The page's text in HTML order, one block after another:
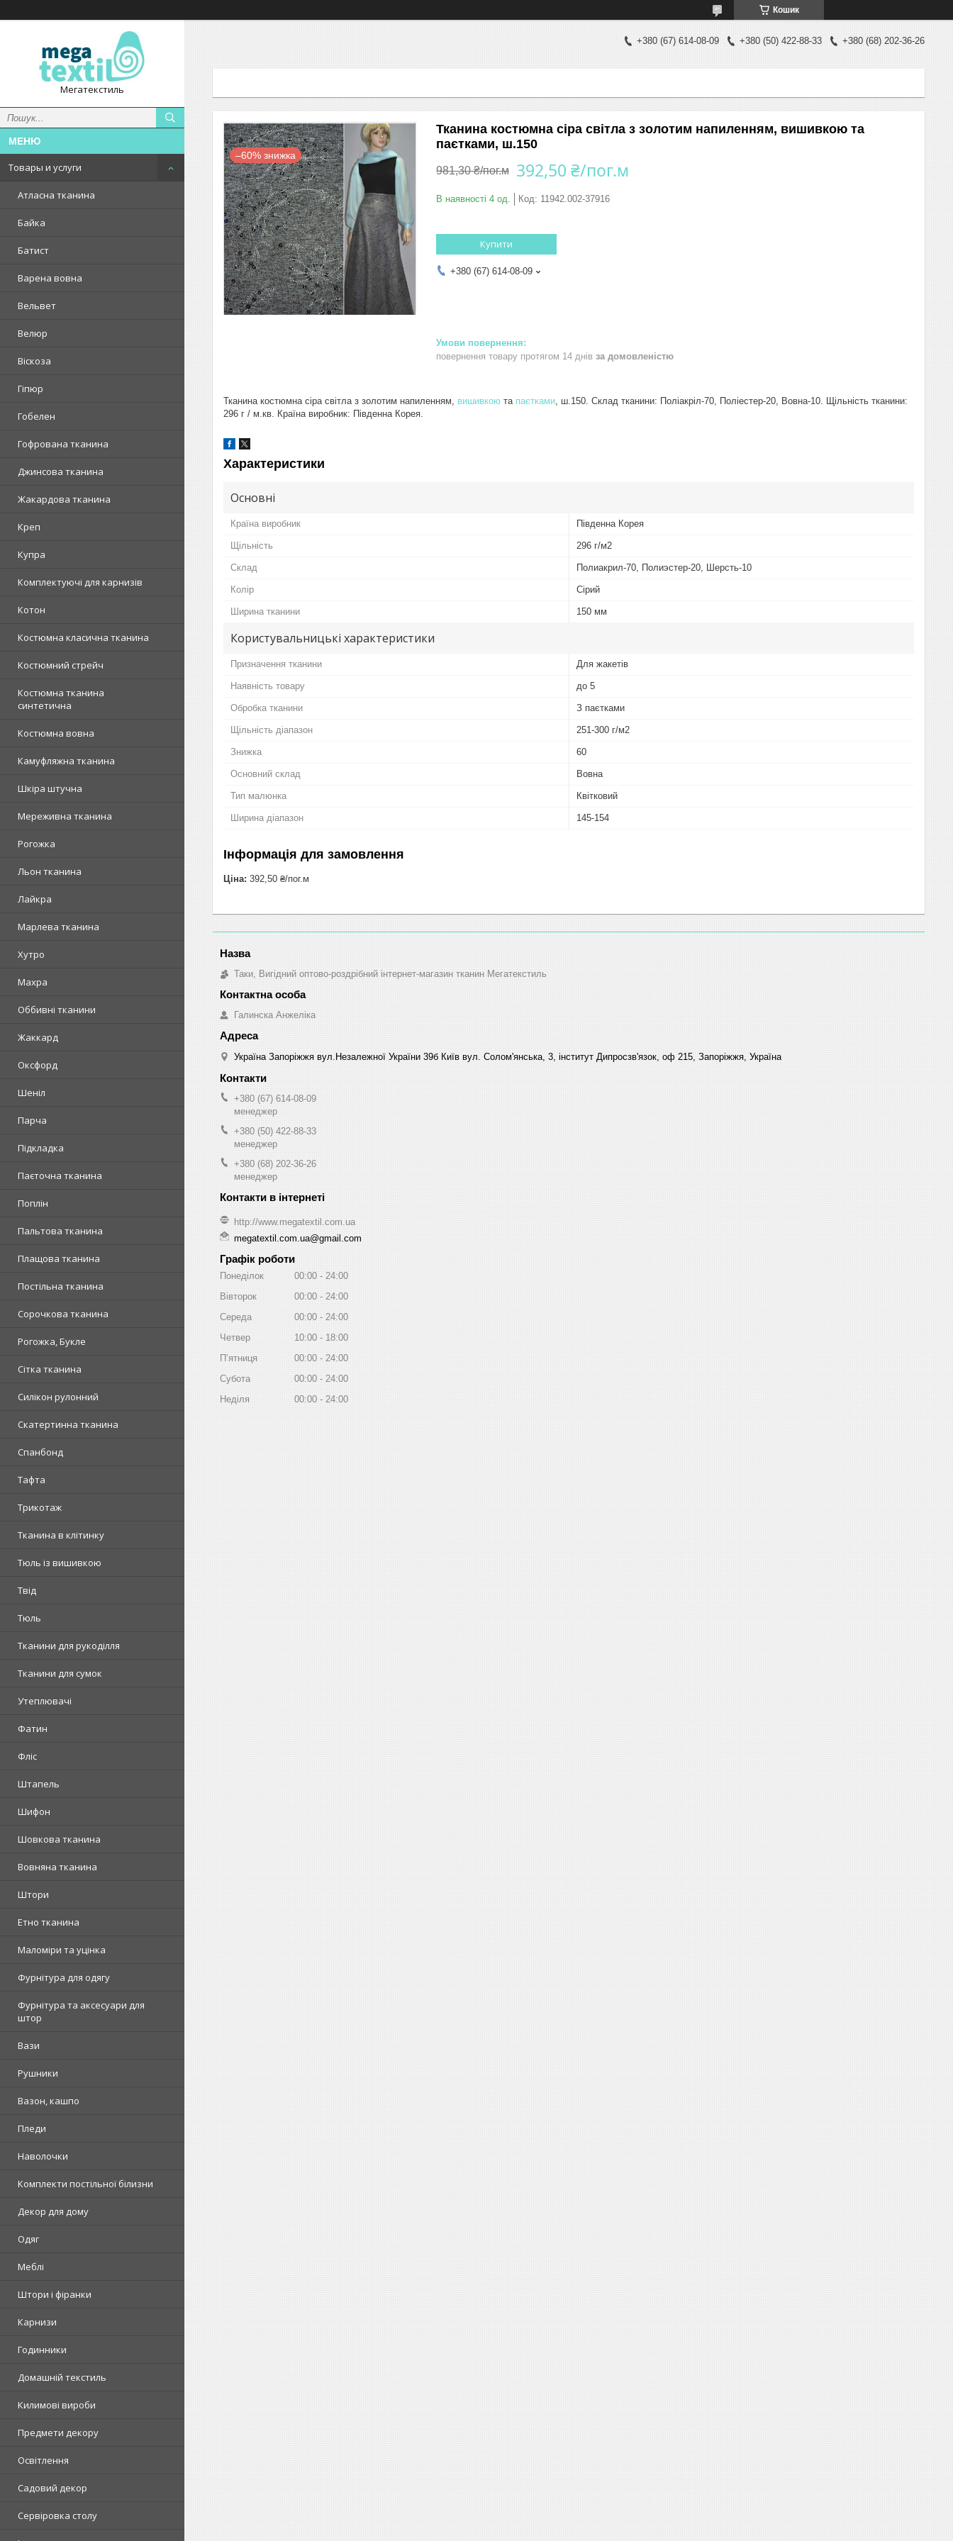
Кошик
Мегатекстиль
Товары и услуги
Атласна тканина
Байка
Батист
Варена вовна
Вельвет
Велюр
Віскоза
Гіпюр
Гобелен
Гофрована тканина
Джинсова тканина
Жакардова тканина
Креп
Купра
Комплектуючі для карнизів
Котон
Костюмна класична тканина
Костюмний стрейч
Костюмна тканина
синтетична
Костюмна вовна
Камуфляжна тканина
Шкіра штучна
Мереживна тканина
Рогожка
Льон тканина
Лайкра
Марлева тканина
Хутро
Махра
Оббивні тканини
Жаккард
Оксфорд
Шеніл
Парча
Підкладка
Паєточна тканина
Поплін
Пальтова тканина
Плащова тканина
Постільна тканина
Сорочкова тканина
Рогожка, Букле
Сітка тканина
Силікон рулонний
Скатертинна тканина
Спанбонд
Тафта
Трикотаж
Тканина в клітинку
Тюль із вишивкою
Твід
Тюль
Тканини для рукоділля
Тканини для сумок
Утеплювачі
Фатин
Фліс
Штапель
Шифон
Шовкова тканина
Вовняна тканина
Штори
Етно тканина
Маломіри та уцінка
Фурнітура для одягу
Фурнітура та аксесуари для
штор
Вази
Рушники
Вазон, кашпо
Пледи
Наволочки
Комплекти постільної білизни
Декор для дому
Одяг
Меблі
Штори і фіранки
Карнизи
Годинники
Домашній текстиль
Килимові вироби
Предмети декору
Освітлення
Садовий декор
Сервіровка столу
+380 (67) 614-08-09 +380 (50) 422-88-33 +380 (68) 202-36-26
–60%
Тканина костюмна сіра світла з золотим напиленням, вишивкою та
паєтками, ш.150
981,30 ₴/пог.м 392,50 ₴/пог.м
В наявності 4 од. Код: 11942.002-37916
Купити
+380 (67) 614-08-09
повернення товару протягом 14 днів за домовленістю
Тканина костюмна сіра світла з золотим напиленням, вишивкою та паєтками , ш.150. Склад тканини: Поліакріл-70, Поліестер-20, Вовна-10. Щільність тканини:
296 г / м.кв. Країна виробник: Південна Корея.
Характеристики
Основні
Країна виробник Південна Корея
Щільність 296 г/м2
Склад Полиакрил-70, Полиэстер-20, Шерсть-10
Колір Сірий
Ширина тканини 150 мм
Користувальницькі характеристики
Призначення тканини Для жакетів
Наявність товару до 5
Обробка тканини З паєтками
Щільність діапазон 251-300 г/м2
Знижка 60
Основний склад Вовна
Тип малюнка Квітковий
Ширина діапазон 145-154
Інформація для замовлення
Ціна: 392,50 ₴/пог.м
Таки, Вигідний оптово-роздрібний інтернет-магазин тканин Мегатекстиль
Галинска Анжеліка
Україна Запоріжжя вул.Незалежної України 39б Київ вул. Солом'янська, 3, інститут Дипросзв'язок, оф 215, Запоріжжя, Україна
+380 (67) 614-08-09
менеджер
+380 (50) 422-88-33
менеджер
+380 (68) 202-36-26
менеджер
http://www.megatextil.com.ua
megatextil.com.ua@gmail.com
Графік роботи
Понеділок 00:00
24:00
Вівторок
00:00
24:00
Середа
00:00
24:00
Четвер
10:00
18:00
Пʼятниця
00:00
24:00
Субота
00:00
24:00
Неділя
00:00 24:00